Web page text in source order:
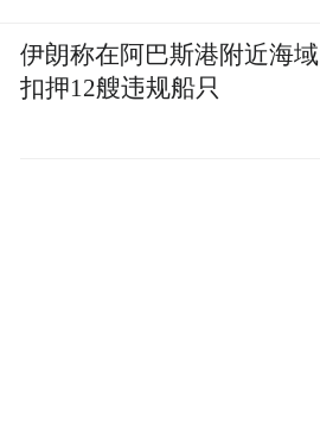
伊朗称在阿巴斯港附近海域
扣押12艘违规船只